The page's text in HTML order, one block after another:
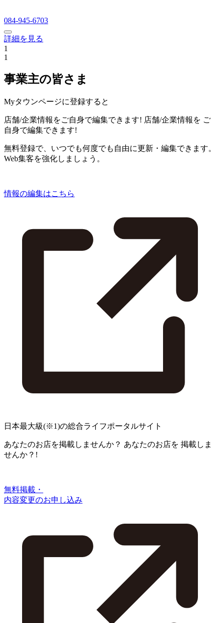
084-945-6703
詳細を見る
1
1
事業主の皆さま
Myタウンページに登録すると
店舗/企業情報をご自身で編集できます! 店舗/企業情報を ご
自身で編集できます!
無料登録で、いつでも何度でも自由に更新・編集できます。
Web集客を強化しましょう。
情報の編集はこちら
日本最大級(※1)の総合ライフポータルサイト
あなたのお店を掲載しませんか？ あなたのお店を 掲載しま
せんか？!
無料掲載・
内容変更のお申し込み